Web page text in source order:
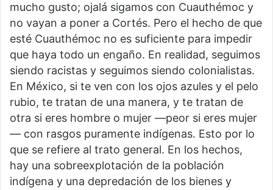
mucho gusto; ojalá sigamos con Cuauthémoc y
no vayan a poner a Cortés. Pero el hecho de que
esté Cuauthémoc no es suficiente para impedir
que haya todo un engaño. En realidad, seguimos
siendo racistas y seguimos siendo colonialistas.
En México, si te ven con los ojos azules y el pelo
rubio, te tratan de una manera, y te tratan de
otra si eres hombre o mujer —peor si eres mujer
— con rasgos puramente indígenas. Esto por lo
que se refiere al trato general. En los hechos,
hay una sobreexplotación de la población
indígena y una depredación de los bienes y